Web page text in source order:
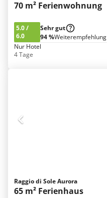
70 m² Ferienwohnung
5.0/
6.0
Sehr gut
94 %Weiterempfehlung
Nur Hotel
4 Tage
Raggio di Sole Aurora
65 m² Ferienhaus